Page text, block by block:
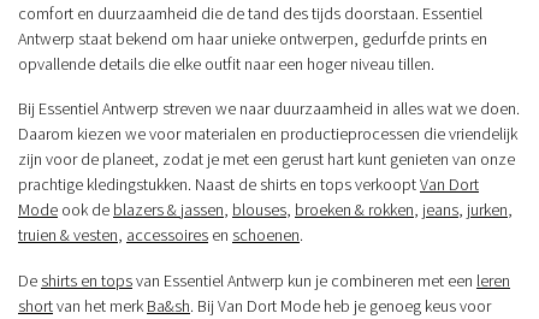
comfort en duurzaamheid die de tand des tijds doorstaan. Essentiel
Antwerp staat bekend om haar unieke ontwerpen, gedurfde prints en
opvallende details die elke outfit naar een hoger niveau tillen.
Bij Essentiel Antwerp streven we naar duurzaamheid in alles wat we doen.
Daarom kiezen we voor materialen en productieprocessen die vriendelijk
zijn voor de planeet, zodat je met een gerust hart kunt genieten van onze
prachtige kledingstukken. Naast de shirts en tops verkooptVan Dort
Mode ook de blazers & jassen, blouses, broeken & rokken, jeans, jurken,
truien & vesten, accessoires en schoenen.
De shirts en topsvan Essentiel Antwerp kun je combineren met een leren
shortvan het merk Ba&sh. Bij Van Dort Mode heb je genoeg keus voor